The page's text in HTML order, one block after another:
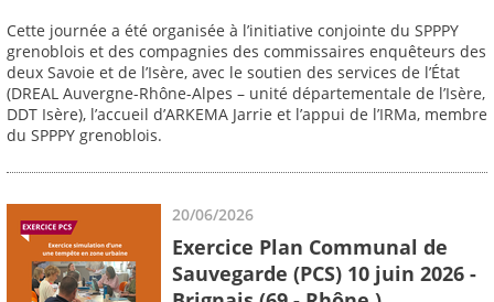
Cette journée a été organisée à l’initiative conjointe du SPPPY
grenoblois et des compagnies des commissaires enquêteurs des
deux Savoie et de l’Isère, avec le soutien des services de l’État
(DREAL Auvergne-Rhône-Alpes – unité départementale de l’Isère,
DDT Isère), l’accueil d’ARKEMA Jarrie et l’appui de l’IRMa, membre
du SPPPY grenoblois.
20/06/2026
Exercice Plan Communal de
Sauvegarde (PCS) 10 juin 2026 -